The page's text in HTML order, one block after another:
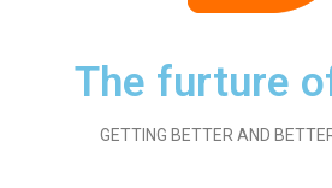
The furture
GETTING BETTER AND